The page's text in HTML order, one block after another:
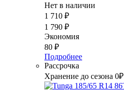
Нет в наличии
1 710 ₽
1 790 ₽
Экономия
80 ₽
Подробнее
Рассрочка
Хранение до сезона 0₽